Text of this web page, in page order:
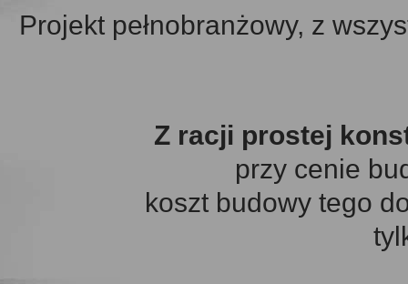
Projekt pełnobranżowy, z
Z racji prostej
przy cenie
koszt budowy tego